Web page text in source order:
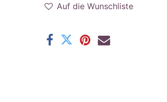
Auf die Wunschliste